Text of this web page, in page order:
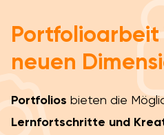
Portfolioarbeit
neuen
Portfolios bieten die
Lernfortschritte und